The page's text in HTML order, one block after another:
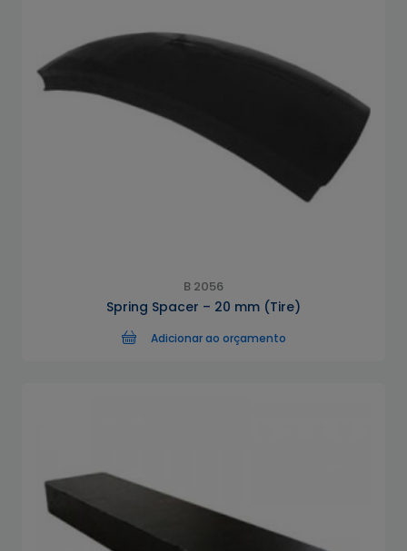
B 2056
Spring Spacer – 20 mm (Tire)
Adicionar ao orçamento